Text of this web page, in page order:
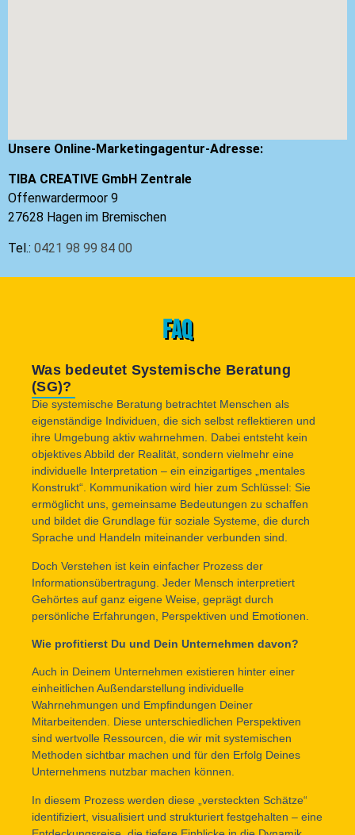
Unsere Online-Marketingagentur-Adresse:
TIBA CREATIVE GmbH Zentrale
Offenwardermoor 9
27628 Hagen im Bremischen
Tel.: 0421 98 99 84 00
FAQ
Was bedeutet Systemische Beratung
(SG)?
Die systemische Beratung betrachtet Menschen als
eigenständige Individuen, die sich selbst reflektieren und
ihre Umgebung aktiv wahrnehmen. Dabei entsteht kein
objektives Abbild der Realität, sondern vielmehr eine
individuelle Interpretation – ein einzigartiges „mentales
Konstrukt“. Kommunikation wird hier zum Schlüssel: Sie
ermöglicht uns, gemeinsame Bedeutungen zu schaffen
und bildet die Grundlage für soziale Systeme, die durch
Sprache und Handeln miteinander verbunden sind.
Doch Verstehen ist kein einfacher Prozess der
Informationsübertragung. Jeder Mensch interpretiert
Gehörtes auf ganz eigene Weise, geprägt durch
persönliche Erfahrungen, Perspektiven und Emotionen.
Wie profitierst Du und Dein Unternehmen davon?
Auch in Deinem Unternehmen existieren hinter einer
einheitlichen Außendarstellung individuelle
Wahrnehmungen und Empfindungen Deiner
Mitarbeitenden. Diese unterschiedlichen Perspektiven
sind wertvolle Ressourcen, die wir mit systemischen
Methoden sichtbar machen und für den Erfolg Deines
Unternehmens nutzbar machen können.
In diesem Prozess werden diese „versteckten Schätze“
identifiziert, visualisiert und strukturiert festgehalten – eine